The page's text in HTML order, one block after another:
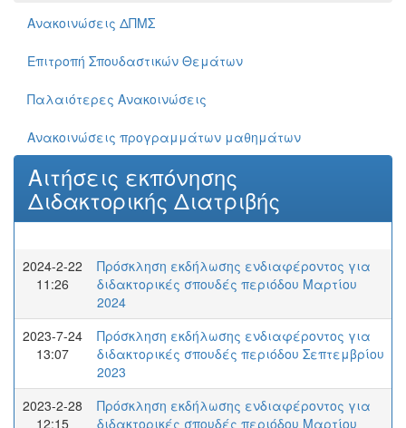
Ανακοινώσεις ΔΠΜΣ
Επιτροπή Σπουδαστικών Θεμάτων
Παλαιότερες Ανακοινώσεις
Ανακοινώσεις προγραμμάτων μαθημάτων
Αιτήσεις εκπόνησης
Διδακτορικής Διατριβής
2024-2-22
11:26
Πρόσκληση εκδήλωσης ενδιαφέροντος για
διδακτορικές σπουδές περιόδου Μαρτίου
2024
2023-7-24
13:07
Πρόσκληση εκδήλωσης ενδιαφέροντος για
διδακτορικές σπουδές περιόδου Σεπτεμβρίου
2023
2023-2-28
12:15
Πρόσκληση εκδήλωσης ενδιαφέροντος για
διδακτορικές σπουδές περιόδου Μαρτίου